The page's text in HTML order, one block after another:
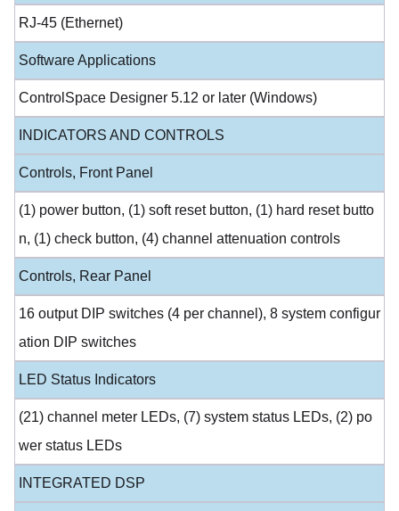
RJ-45 (Ethernet)
Software Applications
ControlSpace Designer 5.12 or later (Windows)
INDICATORS AND CONTROLS
Controls, Front Panel
(1) power button, (1) soft reset button, (1) hard reset butto
n, (1) check button, (4) channel attenuation controls
Controls, Rear Panel
16 output DIP switches (4 per channel), 8 system configur
ation DIP switches
LED Status Indicators
(21) channel meter LEDs, (7) system status LEDs, (2) po
wer status LEDs
INTEGRATED DSP